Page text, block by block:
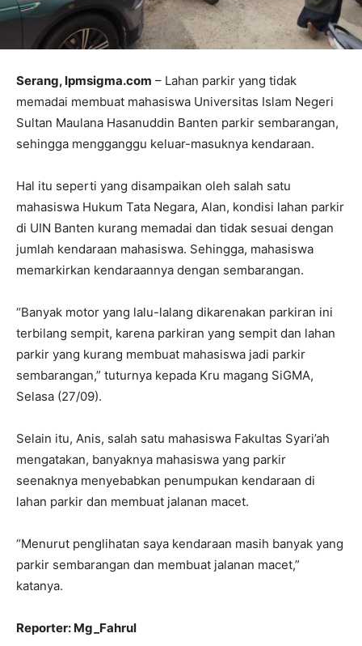
Serang, lpmsigma.com – Lahan parkir yang tidak
memadai membuat mahasiswa Universitas Islam Negeri
Sultan Maulana Hasanuddin Banten parkir sembarangan,
sehingga mengganggu keluar-masuknya kendaraan.
Hal itu seperti yang disampaikan oleh salah satu
mahasiswa Hukum Tata Negara, Alan, kondisi lahan parkir
di UIN Banten kurang memadai dan tidak sesuai dengan
jumlah kendaraan mahasiswa. Sehingga, mahasiswa
memarkirkan kendaraannya dengan sembarangan.
“Banyak motor yang lalu-lalang dikarenakan parkiran ini
terbilang sempit, karena parkiran yang sempit dan lahan
parkir yang kurang membuat mahasiswa jadi parkir
sembarangan,” tuturnya kepada Kru magang SiGMA,
Selasa (27/09).
Selain itu, Anis, salah satu mahasiswa Fakultas Syari’ah
mengatakan, banyaknya mahasiswa yang parkir
seenaknya menyebabkan penumpukan kendaraan di
lahan parkir dan membuat jalanan macet.
“Menurut penglihatan saya kendaraan masih banyak yang
parkir sembarangan dan membuat jalanan macet,”
katanya.
Reporter: Mg_Fahrul